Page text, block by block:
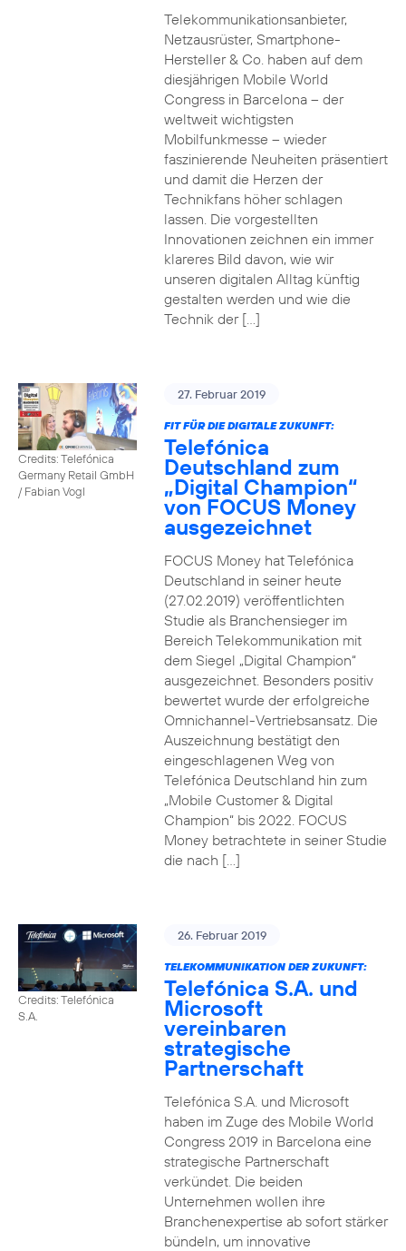
Telekommunikationsanbieter,
Netzausrüster, Smartphone-
Hersteller & Co. haben auf dem
diesjährigen Mobile World
Congress in Barcelona – der
weltweit wichtigsten
Mobilfunkmesse – wieder
faszinierende Neuheiten präsentiert
und damit die Herzen der
Technikfans höher schlagen
lassen. Die vorgestellten
Innovationen zeichnen ein immer
klareres Bild davon, wie wir
unseren digitalen Alltag künftig
gestalten werden und wie die
Technik der […]
Credits: Telefónica
Germany Retail GmbH
/ Fabian Vogl
27. Februar 2019
FIT FÜR DIE DIGITALE ZUKUNFT:
Telefónica
Deutschland zum
„Digital Champion“
von FOCUS Money
ausgezeichnet
FOCUS Money hat Telefónica
Deutschland in seiner heute
(27.02.2019) veröffentlichten
Studie als Branchensieger im
Bereich Telekommunikation mit
dem Siegel „Digital Champion“
ausgezeichnet. Besonders positiv
bewertet wurde der erfolgreiche
Omnichannel-Vertriebsansatz. Die
Auszeichnung bestätigt den
eingeschlagenen Weg von
Telefónica Deutschland hin zum
„Mobile Customer & Digital
Champion“ bis 2022. FOCUS
Money betrachtete in seiner Studie
die nach […]
Credits: Telefónica
S.A.
26. Februar 2019
TELEKOMMUNIKATION DER ZUKUNFT:
Telefónica S.A. und
Microsoft
vereinbaren
strategische
Partnerschaft
Telefónica S.A. und Microsoft
haben im Zuge des Mobile World
Congress 2019 in Barcelona eine
strategische Partnerschaft
verkündet. Die beiden
Unternehmen wollen ihre
Branchenexpertise ab sofort stärker
bündeln, um innovative